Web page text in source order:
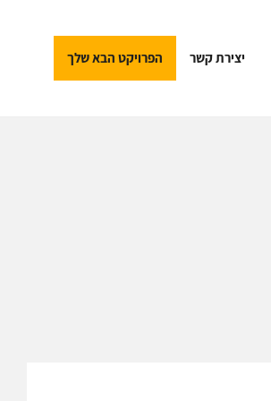
יצירת קשר הפרויקט הבא שלך